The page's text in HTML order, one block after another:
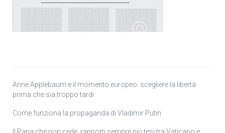
Anne Applebaum e il momento europeo: scegliere la libertà
prima che sia troppo tardi
Come funziona la propaganda di Vladimir Putin